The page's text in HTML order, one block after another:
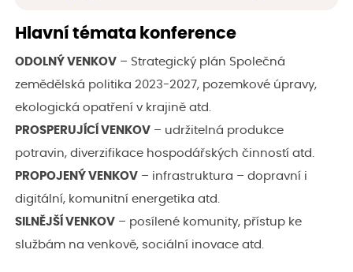
Hlavní témata konference
ODOLNÝ VENKOV – Strategický plán Společná
zemědělská politika 2023-2027, pozemkové úpravy,
ekologická opatření v krajině atd.
PROSPERUJÍCÍ VENKOV – udržitelná produkce
potravin, diverzifikace hospodářských činností atd.
PROPOJENÝ VENKOV – infrastruktura – dopravní i
digitální, komunitní energetika atd.
SILNĚJŠÍ VENKOV – posílené komunity, přístup ke
službám na venkově, sociální inovace atd.